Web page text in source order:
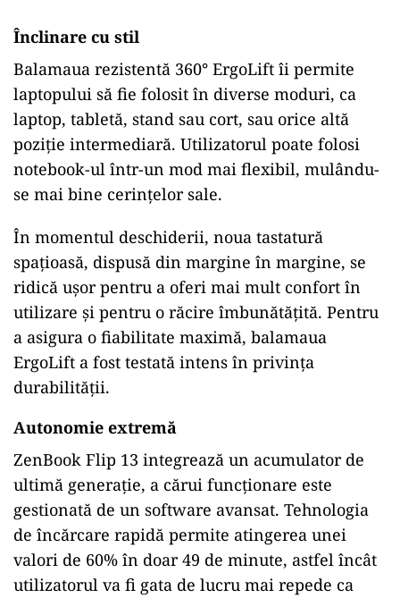
Înclinare cu stil
Balamaua rezistentă 360° ErgoLift îi permite
laptopului să fie folosit în diverse moduri, ca
laptop, tabletă, stand sau cort, sau orice altă
poziție intermediară. Utilizatorul poate folosi
notebook-ul într-un mod mai flexibil, mulându-
se mai bine cerințelor sale.
În momentul deschiderii, noua tastatură
spațioasă, dispusă din margine în margine, se
ridică ușor pentru a oferi mai mult confort în
utilizare și pentru o răcire îmbunătățită. Pentru
a asigura o fiabilitate maximă, balamaua
ErgoLift a fost testată intens în privința
durabilității.
Autonomie extremă
ZenBook Flip 13 integrează un acumulator de
ultimă generație, a cărui funcționare este
gestionată de un software avansat. Tehnologia
de încărcare rapidă permite atingerea unei
valori de 60% în doar 49 de minute, astfel încât
utilizatorul va fi gata de lucru mai repede ca